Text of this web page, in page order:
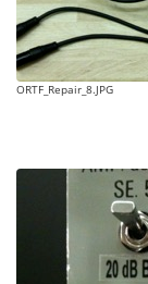
ORTF_Repair_8.JPG